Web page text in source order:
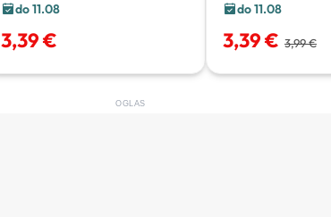
do 11.08
3,39 €
do 11.08
3,39 € 3,99 €
OGLAS